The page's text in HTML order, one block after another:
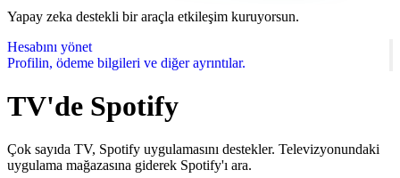
Yapay zeka destekli bir araçla etkileşim kuruyorsun.
Hesabını yönet
Profilin, ödeme bilgileri ve diğer ayrıntılar.
TV'de Spotify
Çok sayıda TV, Spotify uygulamasını destekler. Televizyonundaki
uygulama mağazasına giderek Spotify'ı ara.